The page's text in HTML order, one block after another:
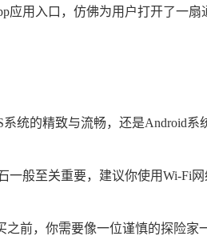
用入口，仿佛为用户打开了一
统的精致与流畅，还是Android
般至关重要，建议你使用Wi-Fi
前，你需要像一位谨慎的探险